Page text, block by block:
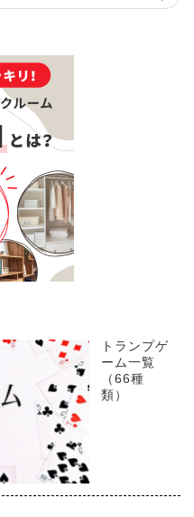
トランプゲ
ーム一覧
（66種
類）